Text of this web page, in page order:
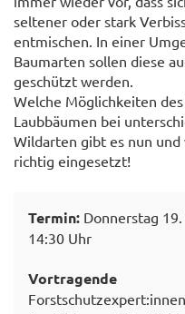
seltener oder stark
entmischen. In einer
Baumarten sollen diese
geschützt werden.
Welche Möglichkeiten
Laubbäumen bei
Wildarten gibt es nun
richtig eingesetzt!
Termin: Donnerstag
14:30 Uhr
Vortragende